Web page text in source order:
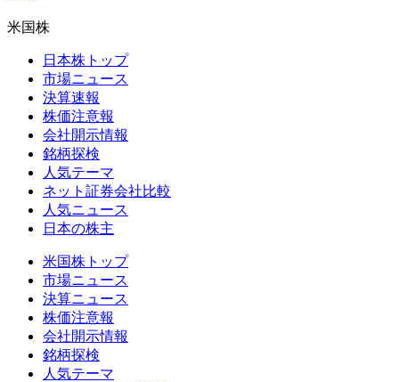
米国株
日本株トップ
市場ニュース
決算速報
株価注意報
会社開示情報
銘柄探検
人気テーマ
ネット証券会社比較
人気ニュース
日本の株主
米国株トップ
市場ニュース
決算ニュース
株価注意報
会社開示情報
銘柄探検
人気テーマ